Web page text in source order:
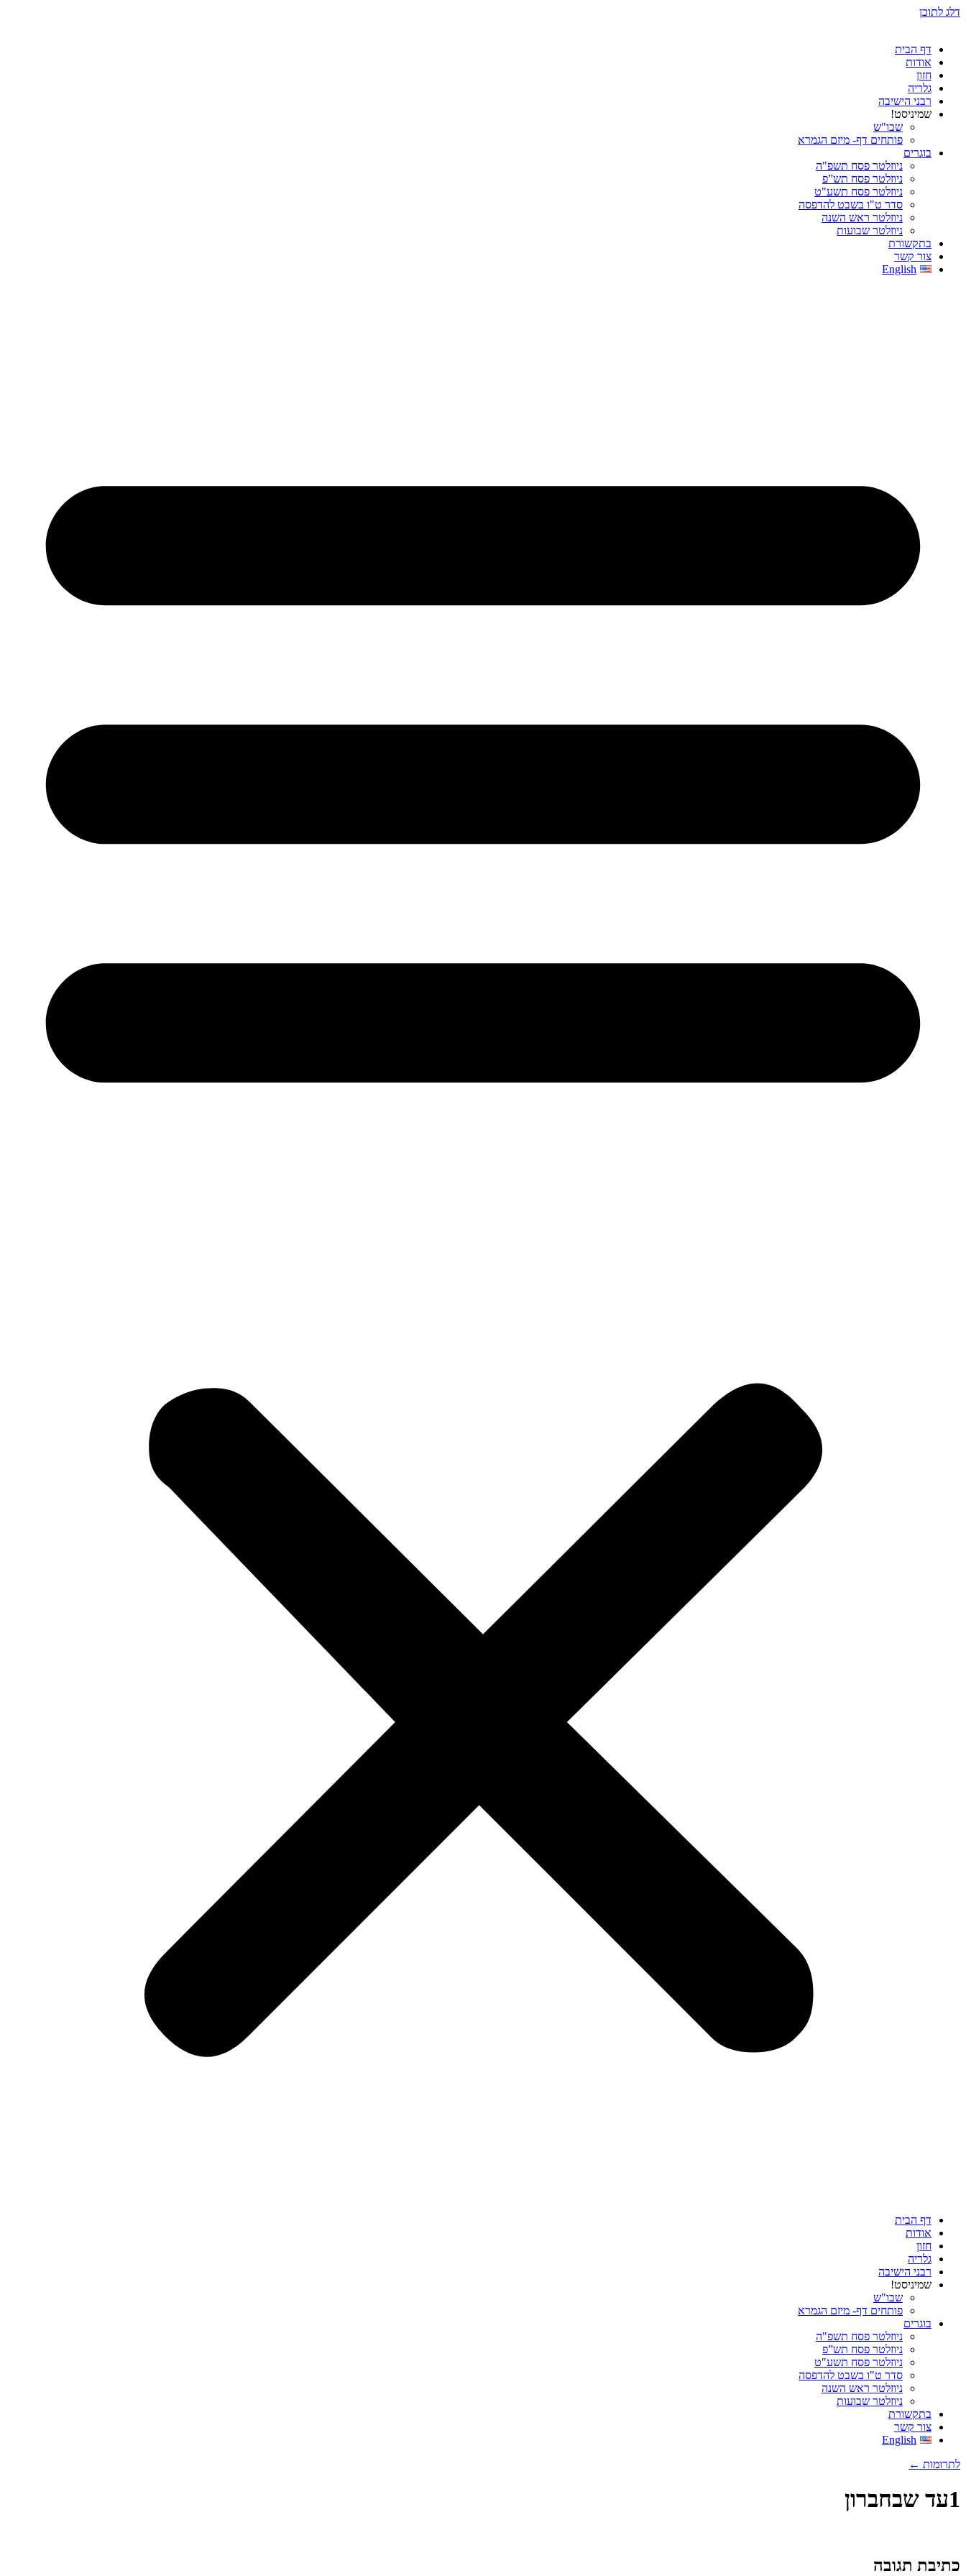
דלג לתוכן
דף הבית
אודות
חזון
גלריה
רבני הישיבה
שמיניסט!
שבו"ש
פותחים דף- מיזם הגמרא
בוגרים
ניוזלטר פסח תשפ"ה
ניוזלטר פסח תש”פ
ניוזלטר פסח תשע"ט
סדר ט"ו בשבט להדפסה
ניוזלטר ראש השנה
ניוזלטר שבועות
בתקשורת
צור קשר
English
דף הבית
אודות
חזון
גלריה
רבני הישיבה
שמיניסט!
שבו"ש
פותחים דף- מיזם הגמרא
בוגרים
ניוזלטר פסח תשפ"ה
ניוזלטר פסח תש”פ
ניוזלטר פסח תשע"ט
סדר ט"ו בשבט להדפסה
ניוזלטר ראש השנה
ניוזלטר שבועות
בתקשורת
צור קשר
English
לתרומות ←
1עד שבחברון
כתיבת תגובה